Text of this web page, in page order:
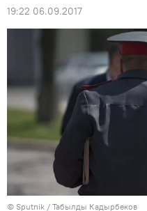
19:22 06.09.2017
© Sputnik / Табылды Кадырбеков